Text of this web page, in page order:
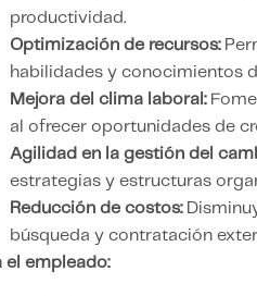
productividad.
Optimización de recursos:
habilidades y conocimientos
Mejora del clima laboral:
al ofrecer oportunidades de
Agilidad en la gestión del
estrategias y estructuras
Reducción de costos:
búsqueda y contratación
el empleado: